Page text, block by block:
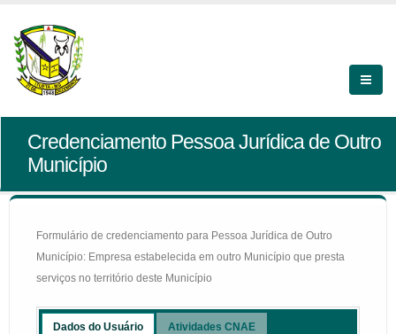
Credenciamento Pessoa Jurídica de Outro
Município
Formulário de credenciamento para Pessoa Jurídica de Outro
Município: Empresa estabelecida em outro Município que presta
serviços no território deste Município
Dados do Usuário Atividades CNAE